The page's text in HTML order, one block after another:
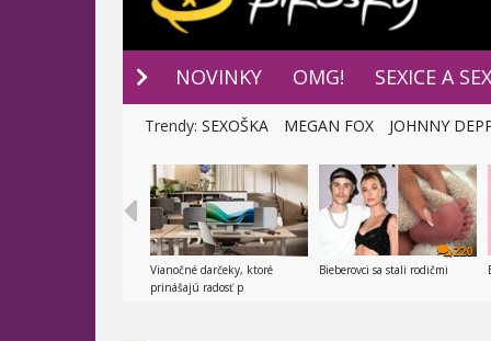
NOVINKY OMG! SEXICE A
Trendy: SEXOŠKA MEGAN FOX JOHNNY
Vianočné darčeky, ktoré
prinášajú radosť p
220
Bieberovci sa stali rodičmi